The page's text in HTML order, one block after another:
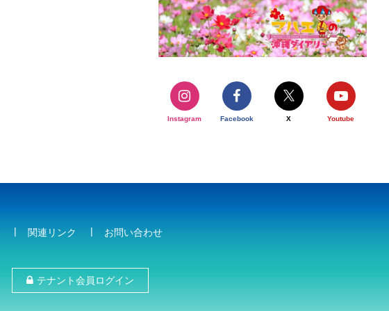
Instagram Facebook X Youtube
関連リンク お問い合わせ
テナント会員ログイン